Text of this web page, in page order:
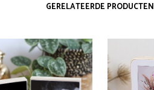
GERELATEERDE PRODUCTEN